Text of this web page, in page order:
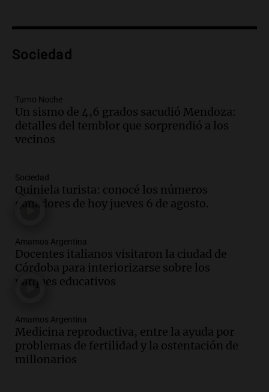
tributo todos los jueves
Episodios
sea, va a ser lindo”
La Cadena del Gol
Episodios
Audio.
mano es muy peligroso”
La Argentina, hoy
Episodios
sobre los parques educativos
Amamos Argentina
Episodios
Audio.Meteorólogo alertó que El Niño
durante la primavera
Informados al regreso
Episodios
Audio.Córdoba sigue trabajando para
Sociedad
Turno Noche
Un sismo de 4,6 grados sacudió Mendoza:
detalles del temblor que sorprendió a los
vecinos
Sociedad
Quiniela turista: conocé los números
ganadores de hoy jueves 6 de agosto.
Amamos Argentina
Docentes italianos visitaron la ciudad de
Córdoba para interiorizarse sobre los
parques educativos
Amamos Argentina
Medicina reproductiva, entre la ayuda por
problemas de fertilidad y la ostentación de
millonarios